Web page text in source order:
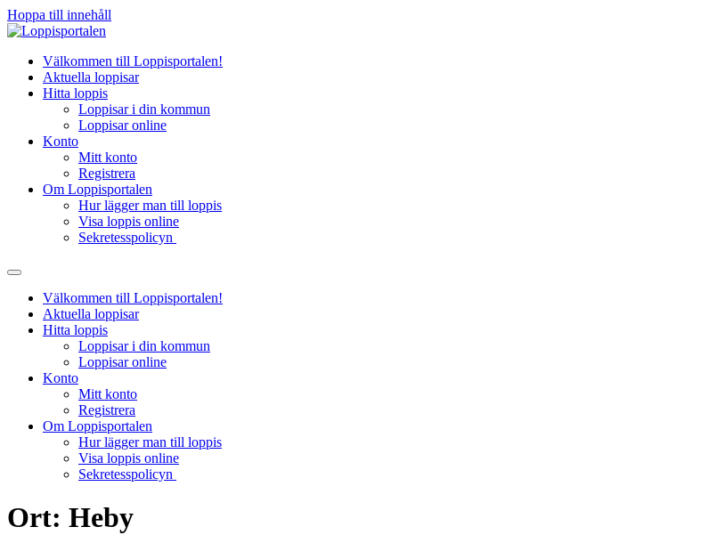
Hoppa till innehåll
Välkommen till Loppisportalen!
Aktuella loppisar
Hitta loppis
Loppisar i din kommun
Loppisar online
Konto
Mitt konto
Registrera
Om Loppisportalen
Hur lägger man till loppis
Visa loppis online
Sekretesspolicyn
Välkommen till Loppisportalen!
Aktuella loppisar
Hitta loppis
Loppisar i din kommun
Loppisar online
Konto
Mitt konto
Registrera
Om Loppisportalen
Hur lägger man till loppis
Visa loppis online
Sekretesspolicyn
Ort: Heby